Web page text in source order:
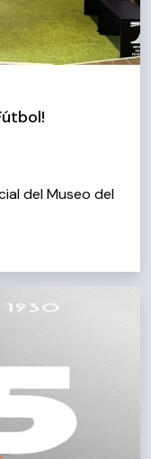
del Museo del